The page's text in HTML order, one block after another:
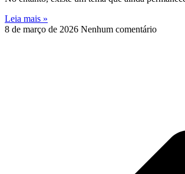
Leia mais »
8 de março de 2026 Nenhum comentário